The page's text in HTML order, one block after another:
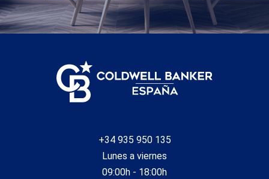
+34 935 950 135
Lunes a viernes
09:00h - 18:00h